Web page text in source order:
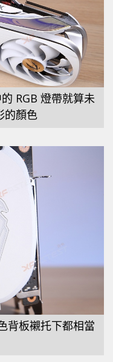
RGB 燈帶就算未
的顏色
背板襯托下都相當